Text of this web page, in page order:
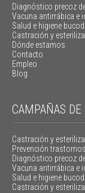
Diagnóstico precoz
Vacuna antirrábica e
Salud e higiene
Castración y
Dónde estamos
Contacto
Empleo
Blog
CAMPAÑAS DE
Castración y
Prevención
Diagnóstico precoz
Vacuna antirrábica e
Salud e higiene
Castración y